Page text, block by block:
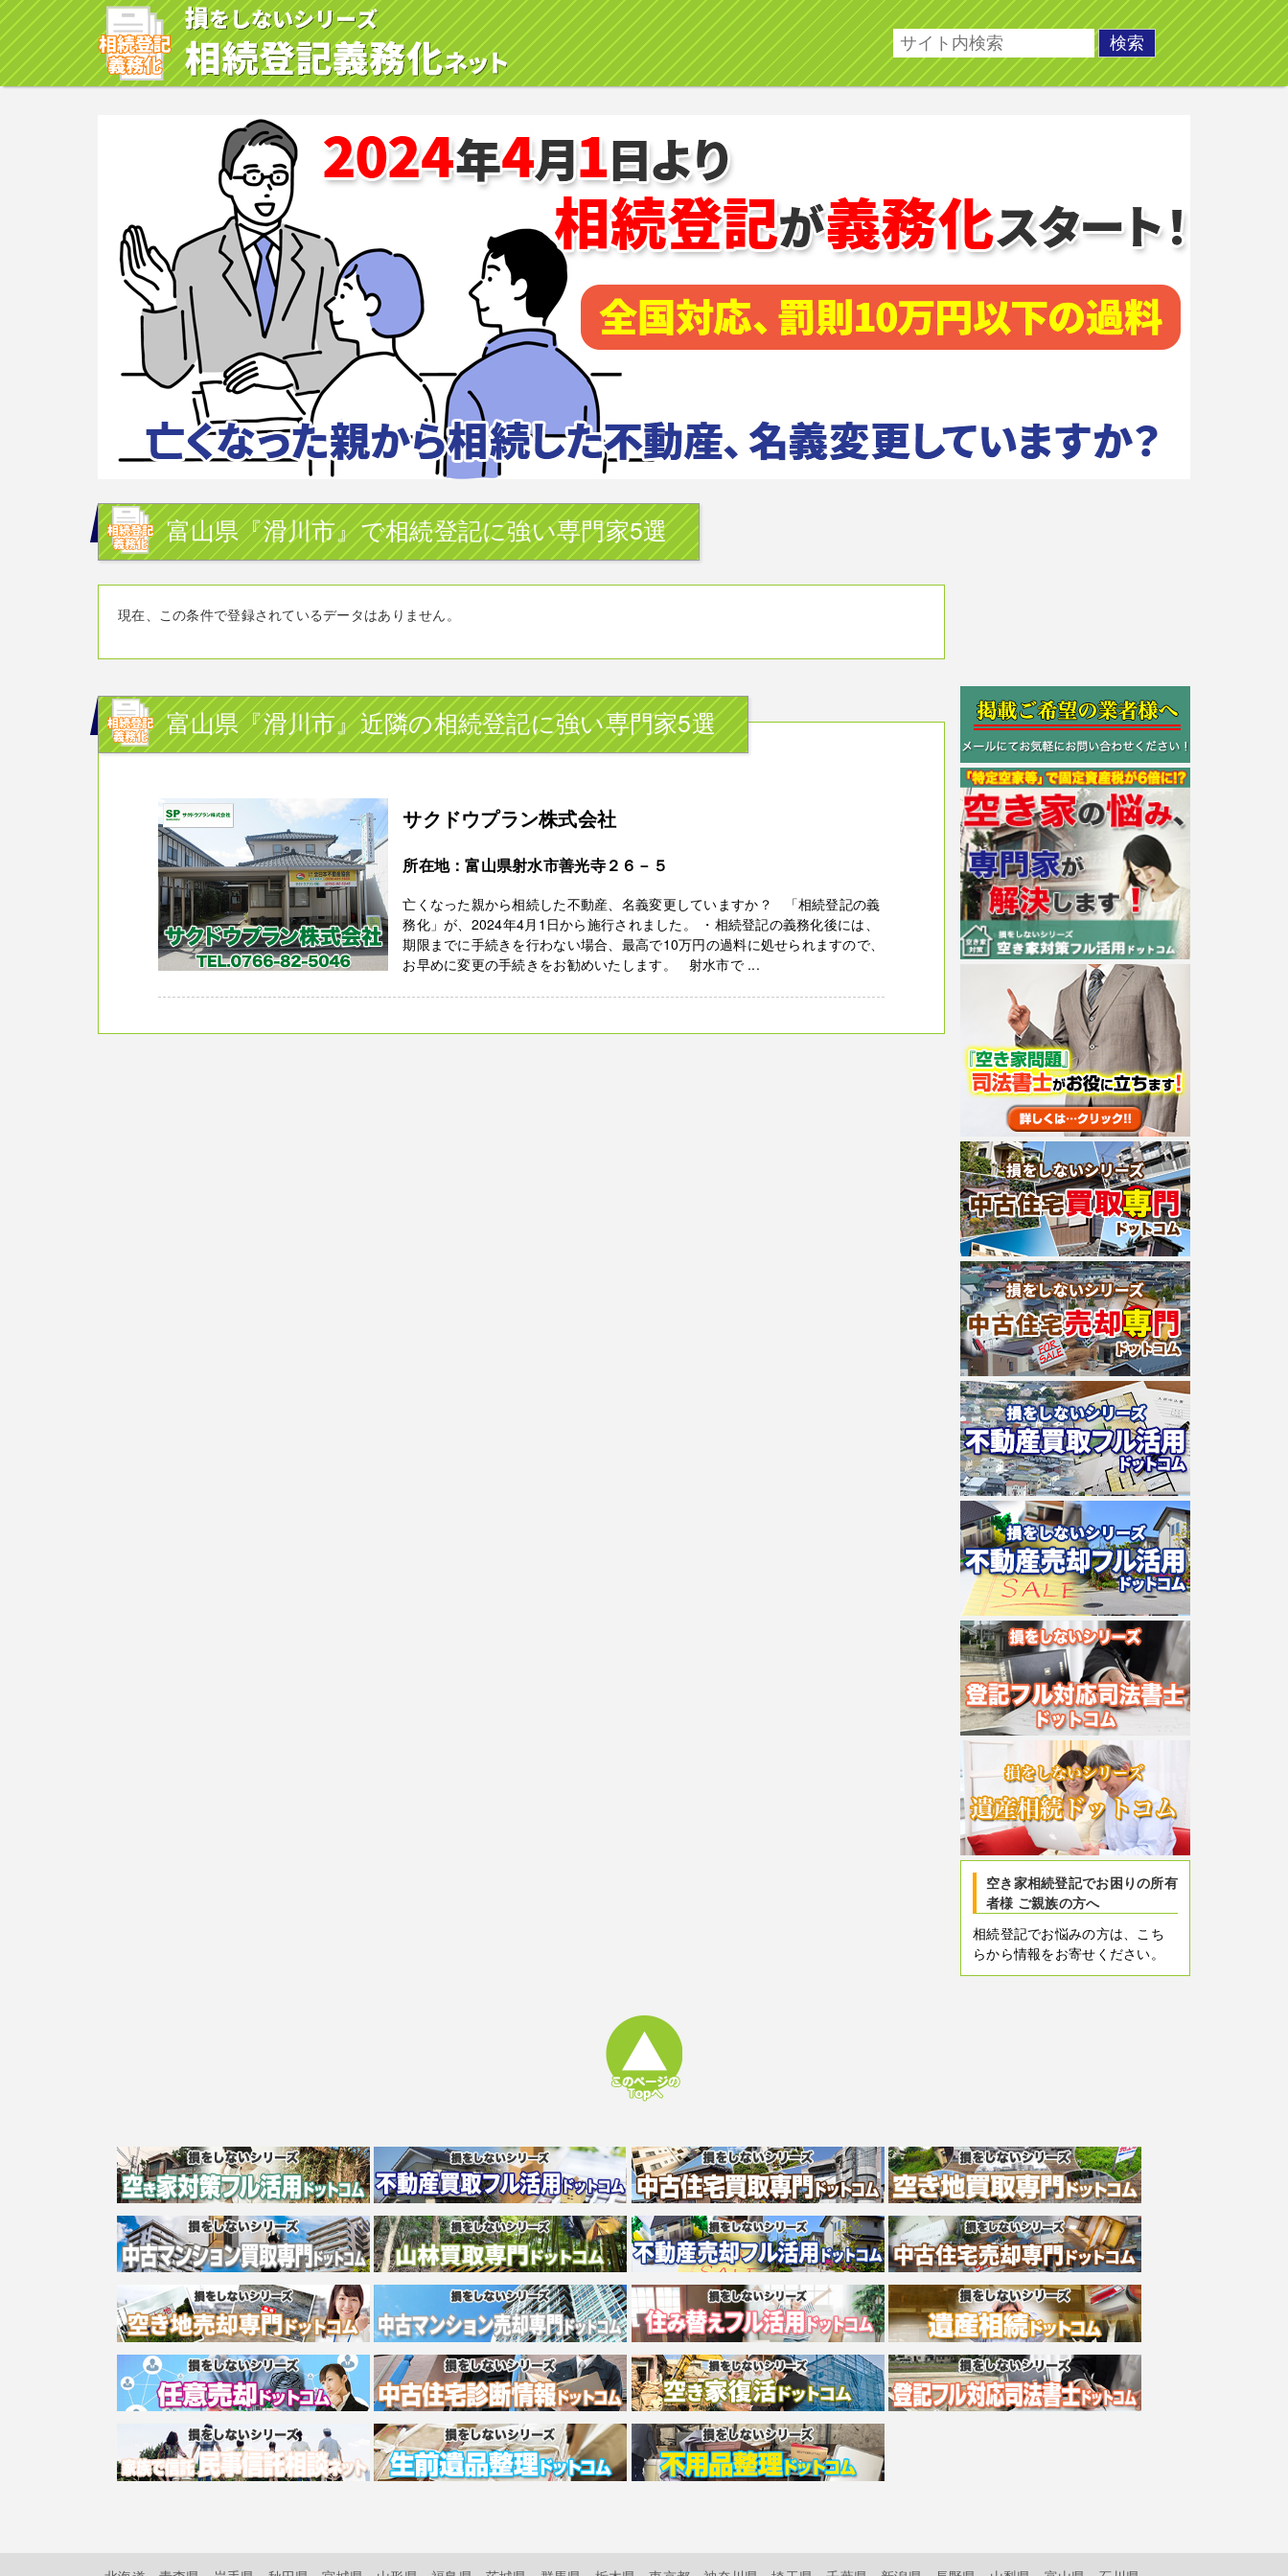
富山県『滑川市』で相続登記に強い専門家5選
現在、この条件で登録されているデータはありません。
富山県『滑川市』近隣の相続登記に強い専門家5選
サクドウプラン株式会社
所在地：富山県射水市善光寺２６－５
亡くなった親から相続した不動産、名義変更していますか？ 「相続登記の義
務化」が、2024年4月1日から施行されました。 ・相続登記の義務化後には、
期限までに手続きを行わない場合、最高で10万円の過料に処せられますので、
お早めに変更の手続きをお勧めいたします。 射水市で ...
空き家相続登記でお困りの所有
者様 ご親族の方へ
相続登記でお悩みの方は、こち
らから情報をお寄せください。